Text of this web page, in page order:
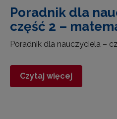
Poradnik dla
część 2 –
Poradnik dla nauczyciela –
Czytaj więcej